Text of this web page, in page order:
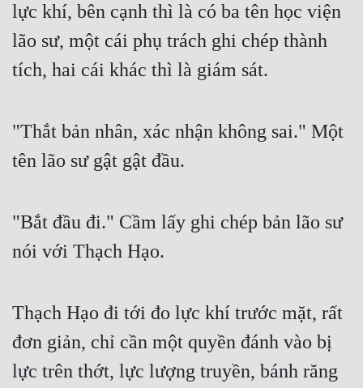
lực khí, bên cạnh thì là có ba tên học viện
lão sư, một cái phụ trách ghi chép thành
tích, hai cái khác thì là giám sát.
"Thắt bản nhân, xác nhận không sai." Một
tên lão sư gật gật đầu.
"Bắt đầu đi." Cầm lấy ghi chép bản lão sư
nói với Thạch Hạo.
Thạch Hạo đi tới đo lực khí trước mặt, rất
đơn giản, chỉ cần một quyền đánh vào bị
lực trên thớt, lực lượng truyền, bánh răng